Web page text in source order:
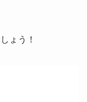
ょう！